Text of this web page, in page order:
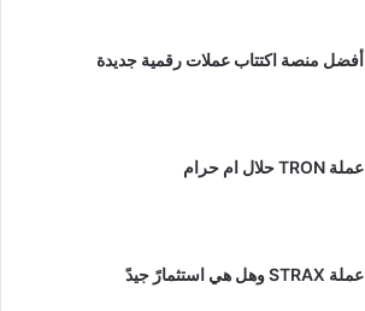
أفضل منصة اكتتاب عملات رقمية جديدة
عملة TRON حلال ام حرام​
عملة STRAX وهل هي استثمارً جيدً